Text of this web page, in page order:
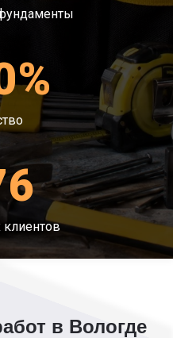
в Вологде